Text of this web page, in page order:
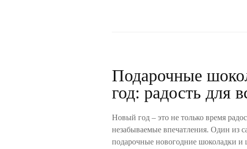
Подарочные
год: радость для
Новый год – это не только время
незабываемые впечатления. Один из
подарочные новогодние шоколадки